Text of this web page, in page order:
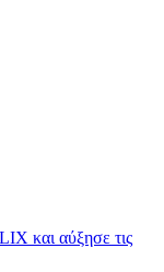
και αύξησε τις